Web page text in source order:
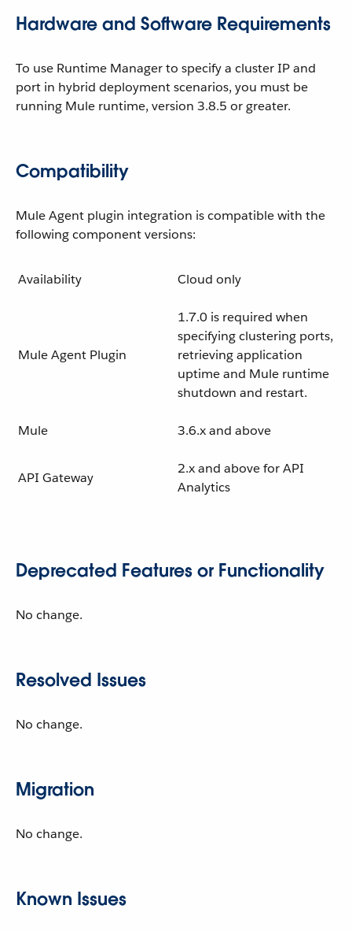
Hardware and Software Requirements
To use Runtime Manager to specify a cluster IP and
port in hybrid deployment scenarios, you must be
running Mule runtime, version 3.8.5 or greater.
Compatibility
Mule Agent plugin integration is compatible with the
following component versions:
Availability Cloud only
Mule Agent Plugin
1.7.0 is required when
specifying clustering ports,
retrieving application
uptime and Mule runtime
shutdown and restart.
Mule 3.6.x and above
API Gateway
2.x and above for API
Analytics
Deprecated Features or Functionality
No change.
Resolved Issues
No change.
Migration
No change.
Known Issues